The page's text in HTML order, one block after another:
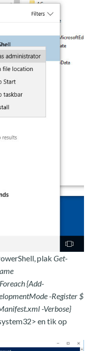
plak Get-
{Add-
-Register $
-Verbose}
en tik op